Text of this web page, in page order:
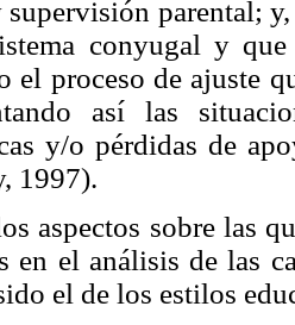
parental;
conyugal y
el proceso de ajuste
así las
y/o pérdidas de
1997).
aspectos sobre las
en el análisis de las
el de los estilos